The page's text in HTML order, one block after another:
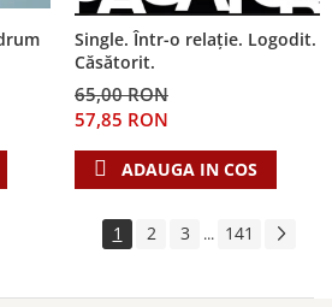
Single. Într-o relație. Logodit.
Căsătorit.
65,00 RON
57,85 RON
ADAUGA IN COS
1 2 3 ... 141